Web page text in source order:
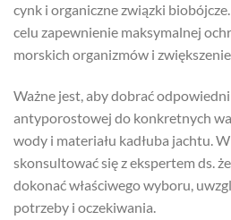
cynk i organiczne związki
celu zapewnienie maksymalnej
morskich organizmów i
Ważne jest, aby dobrać
antyporostowej do konkretnych
wody i materiału kadłuba jachtu.
skonsultować się z ekspertem ds.
dokonać właściwego wyboru,
potrzeby i oczekiwania.